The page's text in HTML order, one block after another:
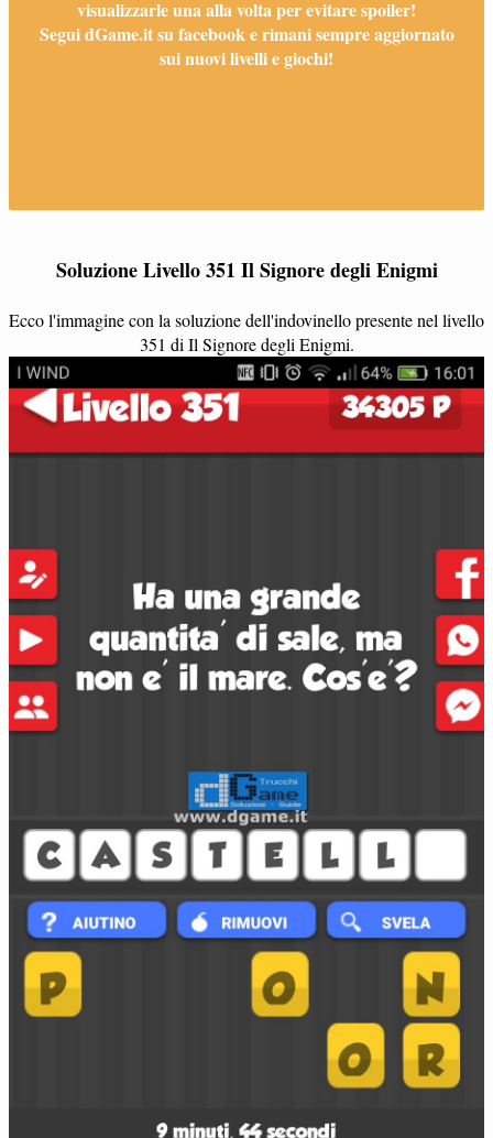
visualizzarle una alla volta per evitare spoiler!
Segui dGame.it su facebook e rimani sempre aggiornato
sui nuovi livelli e giochi!
Soluzione Livello 351 Il Signore degli Enigmi
Ecco l'immagine con la soluzione dell'indovinello presente nel livello
351 di Il Signore degli Enigmi.